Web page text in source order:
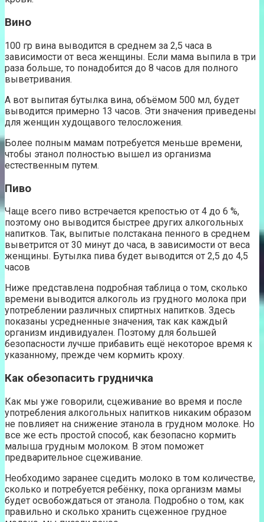
Вино
100 гр вина выводится в среднем за 2,5 часа в
зависимости от веса женщины. Если мама выпила в три
раза больше, то понадобится до 8 часов для полного
выветривания.
А вот выпитая бутылка вина, объёмом 500 мл, будет
выводится примерно 13 часов. Эти значения приведены
для женщин худощавого телосложения.
Более полным мамам потребуется меньше времени,
чтобы этанол полностью вышел из организма
естественным путем.
Пиво
Чаще всего пиво встречается крепостью от 4 до 6 %,
поэтому оно выводится быстрее других алкогольных
напитков. Так, выпитые полстакана пенного в среднем
выветрится от 30 минут до часа, в зависимости от веса
женщины. Бутылка пива будет выводится от 2,5 до 4,5
часов
Ниже представлена подробная таблица о том, сколько
времени выводится алкоголь из грудного молока при
употреблении различных спиртных напитков. Здесь
показаны усредненные значения, так как каждый
организм индивидуален. Поэтому для большей
безопасности лучше прибавить ещё некоторое время к
указанному, прежде чем кормить кроху.
Как обезопасить грудничка
Как мы уже говорили, сцеживание во время и после
употребления алкогольных напитков никаким образом
не повлияет на снижение этанола в грудном молоке. Но
все же есть простой способ, как безопасно кормить
малыша грудным молоком. В этом поможет
предварительное сцеживание.
Необходимо заранее сцедить молоко в том количестве,
сколько и потребуется ребёнку, пока организм мамы
будет освобождаться от этанола. Подробно о том, как
правильно и сколько хранить сцеженное грудное